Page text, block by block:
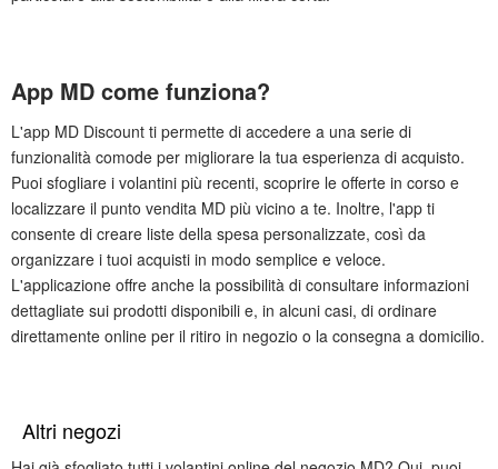
App MD come funziona?
L'app MD Discount ti permette di accedere a una serie di
funzionalità comode per migliorare la tua esperienza di acquisto.
Puoi sfogliare i volantini più recenti, scoprire le offerte in corso e
localizzare il punto vendita MD più vicino a te. Inoltre, l'app ti
consente di creare liste della spesa personalizzate, così da
organizzare i tuoi acquisti in modo semplice e veloce.
L'applicazione offre anche la possibilità di consultare informazioni
dettagliate sui prodotti disponibili e, in alcuni casi, di ordinare
direttamente online per il ritiro in negozio o la consegna a domicilio.
Altri negozi